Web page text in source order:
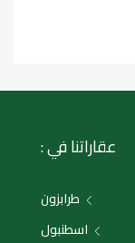
عقاراتنا في :
طرابزون
اسطنبول